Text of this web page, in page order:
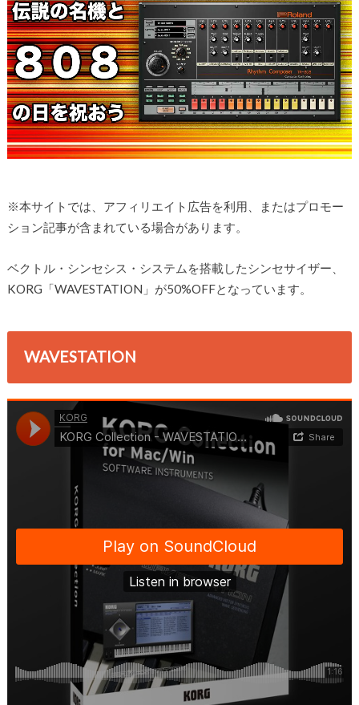
※本サイトでは、アフィリエイト広告を利用、またはプロモー
ション記事が含まれている場合があります。
ベクトル・シンセシス・システムを搭載したシンセサイザー、
KORG「WAVESTATION」が50%OFFとなっています。
WAVESTATION